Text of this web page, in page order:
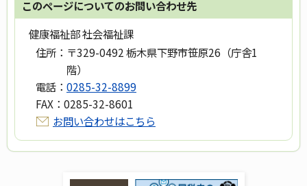
このページについてのお問い合わせ先
健康福祉部 社会福祉課
住所： 〒329-0492 栃木県下野市笹原26（庁舎1
階）
電話： 0285-32-8899
FAX： 0285-32-8601
お問い合わせはこちら